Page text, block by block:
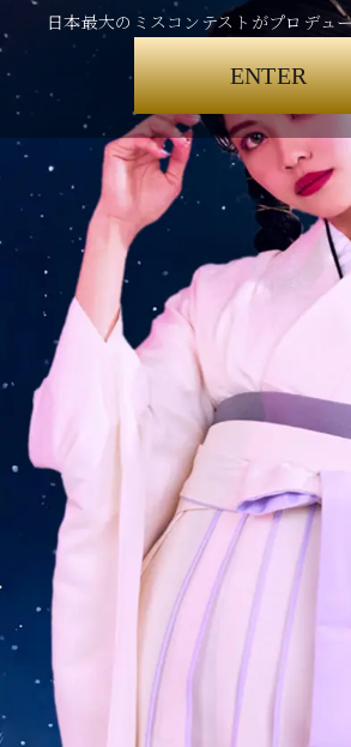
日本最大のミスコンテストがプロデュ
ENTER